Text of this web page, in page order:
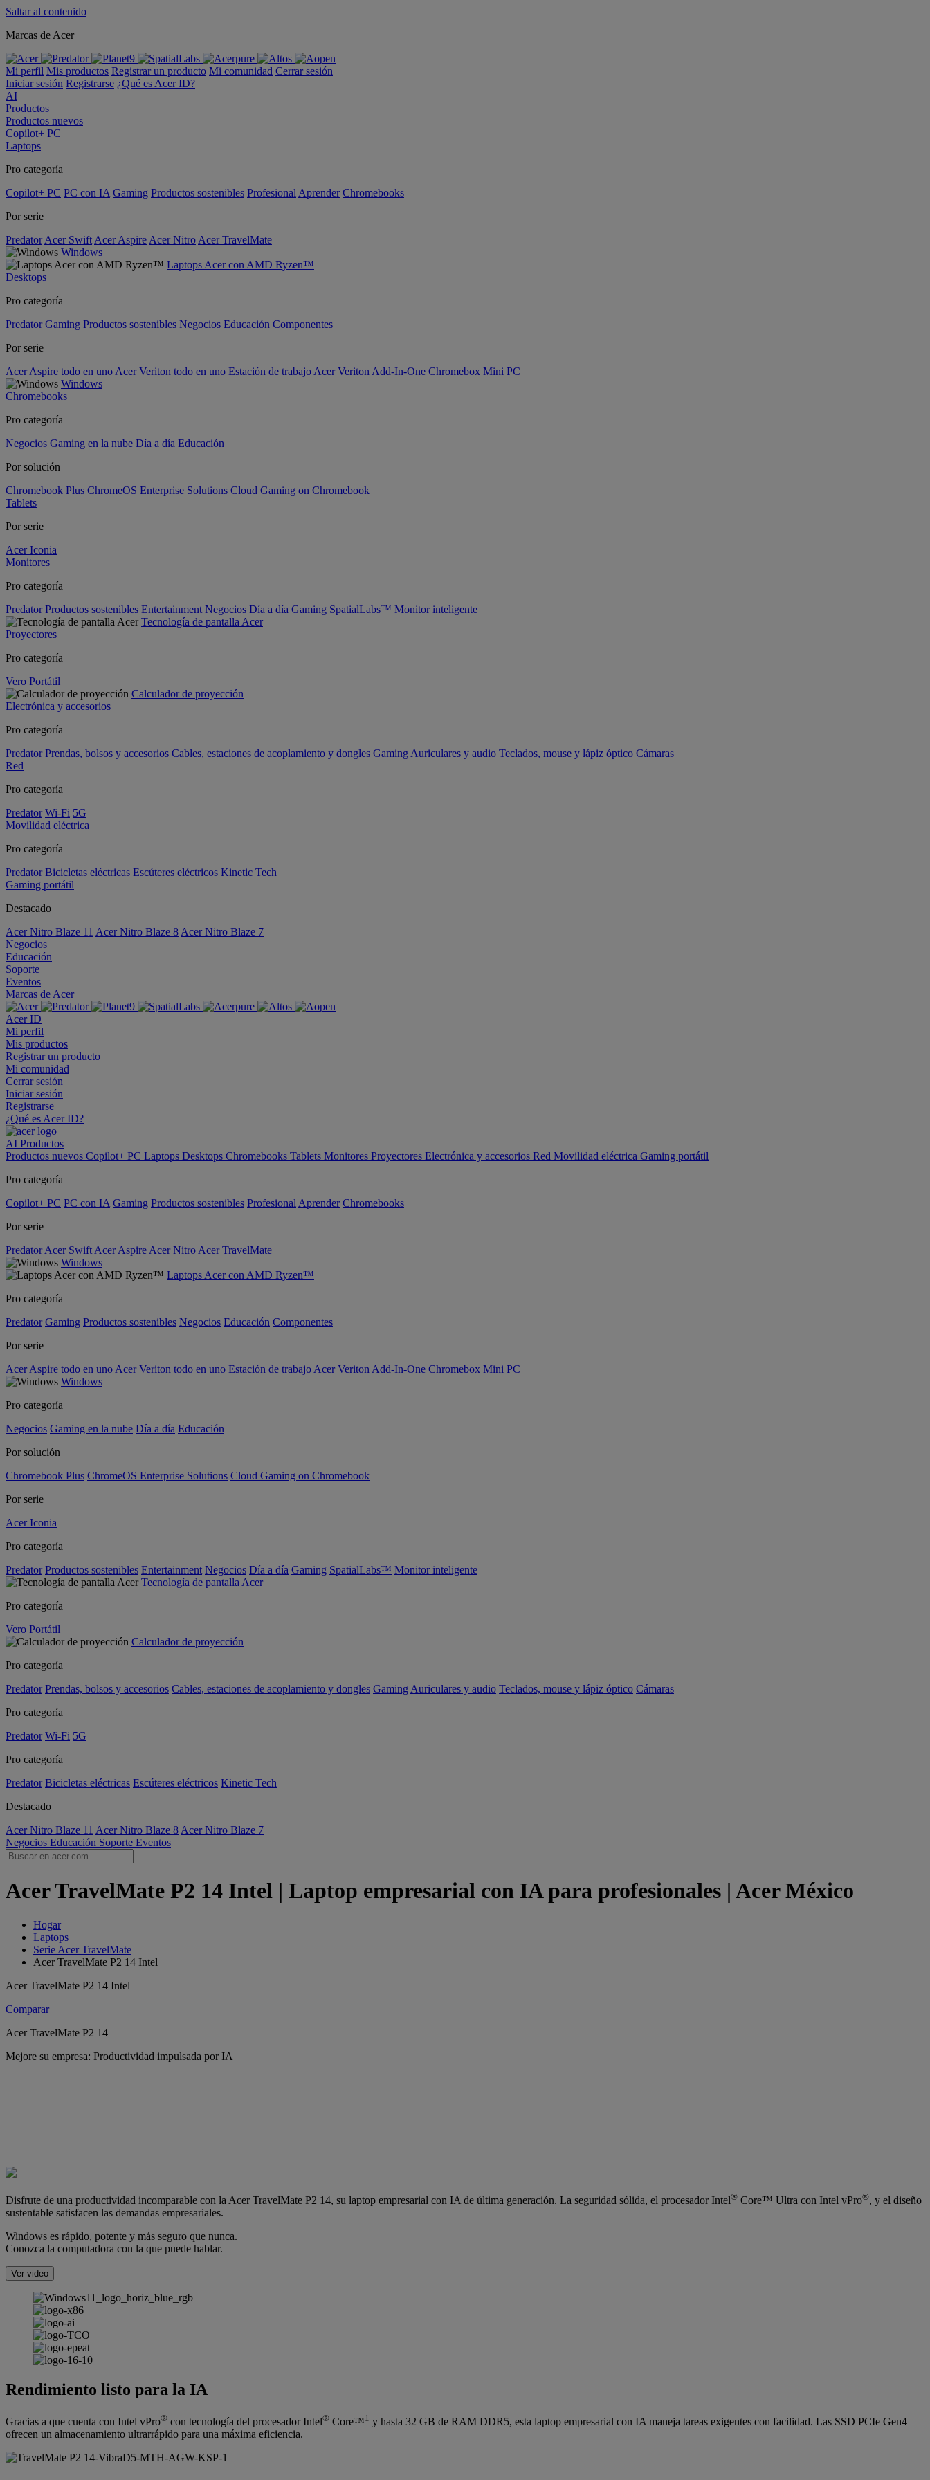
Saltar al contenido
Marcas de Acer
Mi perfil Mis productos Registrar un producto Mi comunidad Cerrar sesión
Iniciar sesión Registrarse ¿Qué es Acer ID?
AI
Productos
Productos nuevos
Copilot+ PC
Laptops
Pro categoría
Copilot+ PC PC con IA Gaming Productos sostenibles Profesional Aprender Chromebooks
Por serie
Predator Acer Swift Acer Aspire Acer Nitro Acer TravelMate
Windows
Laptops Acer con AMD Ryzen™
Desktops
Pro categoría
Predator Gaming Productos sostenibles Negocios Educación Componentes
Por serie
Acer Aspire todo en uno Acer Veriton todo en uno Estación de trabajo Acer Veriton Add-In-One Chromebox Mini PC
Windows
Chromebooks
Pro categoría
Negocios Gaming en la nube Día a día Educación
Por solución
Chromebook Plus ChromeOS Enterprise Solutions Cloud Gaming on Chromebook
Tablets
Por serie
Acer Iconia
Monitores
Pro categoría
Predator Productos sostenibles Entertainment Negocios Día a día Gaming SpatialLabs™ Monitor inteligente
Tecnología de pantalla Acer
Proyectores
Pro categoría
Vero Portátil
Calculador de proyección
Electrónica y accesorios
Pro categoría
Predator Prendas, bolsos y accesorios Cables, estaciones de acoplamiento y dongles Gaming Auriculares y audio Teclados, mouse y lápiz óptico Cámaras
Red
Pro categoría
Predator Wi-Fi 5G
Movilidad eléctrica
Pro categoría
Predator Bicicletas eléctricas Escúteres eléctricos Kinetic Tech
Gaming portátil
Destacado
Acer Nitro Blaze 11 Acer Nitro Blaze 8 Acer Nitro Blaze 7
Negocios
Educación
Soporte
Eventos
Marcas de Acer
Acer ID
Mi perfil
Mis productos
Registrar un producto
Mi comunidad
Cerrar sesión
Iniciar sesión
Registrarse
¿Qué es Acer ID?
AI Productos
Productos nuevos Copilot+ PC Laptops Desktops Chromebooks Tablets Monitores Proyectores Electrónica y accesorios Red Movilidad eléctrica Gaming portátil
Pro categoría
Copilot+ PC PC con IA Gaming Productos sostenibles Profesional Aprender Chromebooks
Por serie
Predator Acer Swift Acer Aspire Acer Nitro Acer TravelMate
Windows
Laptops Acer con AMD Ryzen™
Pro categoría
Predator Gaming Productos sostenibles Negocios Educación Componentes
Por serie
Acer Aspire todo en uno Acer Veriton todo en uno Estación de trabajo Acer Veriton Add-In-One Chromebox Mini PC
Windows
Pro categoría
Negocios Gaming en la nube Día a día Educación
Por solución
Chromebook Plus ChromeOS Enterprise Solutions Cloud Gaming on Chromebook
Por serie
Acer Iconia
Pro categoría
Predator Productos sostenibles Entertainment Negocios Día a día Gaming SpatialLabs™ Monitor inteligente
Tecnología de pantalla Acer
Pro categoría
Vero Portátil
Calculador de proyección
Pro categoría
Predator Prendas, bolsos y accesorios Cables, estaciones de acoplamiento y dongles Gaming Auriculares y audio Teclados, mouse y lápiz óptico Cámaras
Pro categoría
Predator Wi-Fi 5G
Pro categoría
Predator Bicicletas eléctricas Escúteres eléctricos Kinetic Tech
Destacado
Acer Nitro Blaze 11 Acer Nitro Blaze 8 Acer Nitro Blaze 7
Negocios Educación Soporte Eventos
Acer TravelMate P2 14 Intel | Laptop empresarial con IA para profesionales | Acer México
Hogar
Laptops
Serie Acer TravelMate
Acer TravelMate P2 14 Intel
Acer TravelMate P2 14 Intel
Comparar
Acer TravelMate P2 14
Mejore su empresa: Productividad impulsada por IA
Disfrute de una productividad incomparable con la Acer TravelMate P2 14, su laptop empresarial con IA de última generación. La seguridad sólida, el procesador Intel® Core™ Ultra con Intel vPro®, y el diseño
sustentable satisfacen las demandas empresariales.
Windows es rápido, potente y más seguro que nunca.
Conozca la computadora con la que puede hablar.
Ver video
Rendimiento listo para la IA
Gracias a que cuenta con Intel vPro® con tecnología del procesador Intel® Core™1 y hasta 32 GB de RAM DDR5, esta laptop empresarial con IA maneja tareas exigentes con facilidad. Las SSD PCIe Gen4
ofrecen un almacenamiento ultrarrápido para una máxima eficiencia.